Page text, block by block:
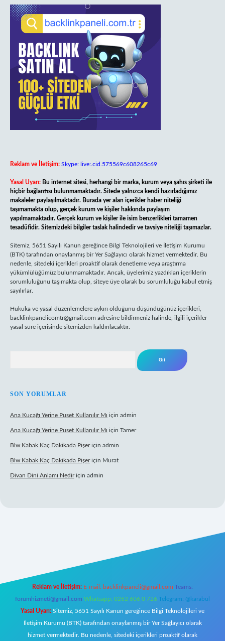
Reklam ve İletişim: Skype: live:.cid.575569c608265c69
Yasal Uyarı: Bu internet sitesi, herhangi bir marka, kurum veya şahıs şirketi ile
hiçbir bağlantısı bulunmamaktadır. Sitede yalnızca kendi hazırladığımız
makaleler paylaşılmaktadır. Burada yer alan içerikler haber niteliği
taşımamakta olup, gerçek kurum ve kişiler hakkında paylaşım
yapılmamaktadır. Gerçek kurum ve kişiler ile isim benzerlikleri tamamen
tesadüfidir. Sitemizdeki bilgiler taslak halindedir ve tavsiye niteliği taşımazlar.
Sitemiz, 5651 Sayılı Kanun gereğince Bilgi Teknolojileri ve İletişim Kurumu
(BTK) tarafından onaylanmış bir Yer Sağlayıcı olarak hizmet vermektedir. Bu
nedenle, sitedeki içerikleri proaktif olarak denetleme veya araştırma
yükümlülüğümüz bulunmamaktadır. Ancak, üyelerimiz yazdıkları içeriklerin
sorumluluğunu taşımakta olup, siteye üye olarak bu sorumluluğu kabul etmiş
sayılırlar.
Hukuka ve yasal düzenlemelere aykırı olduğunu düşündüğünüz içerikleri,
backlinkpanelicomtr@gmail.com adresine bildirmeniz halinde, ilgili içerikler
yasal süre içerisinde sitemizden kaldırılacaktır.
SON YORUMLAR
Ana Kucağı Yerine Puset Kullanılır Mı için admin
Ana Kucağı Yerine Puset Kullanılır Mı için Tamer
Blw Kabak Kaç Dakikada Pişeriçin admin
Blw Kabak Kaç Dakikada Pişeriçin Murat
Divan Dini Anlamı Nediriçin admin
Reklam ve İletişim: E-mail: backlinkpaneli@gmail.com Teams:
forumhizmeti@gmail.com Whatsapp: 0262 606 0 726 Telegram: @karabul
Yasal Uyarı: Sitemiz, 5651 Sayılı Kanun gereğince Bilgi Teknolojileri ve
İletişim Kurumu (BTK) tarafından onaylanmış bir Yer Sağlayıcı olarak
hizmet vermektedir. Bu nedenle, sitedeki içerikleri proaktif olarak